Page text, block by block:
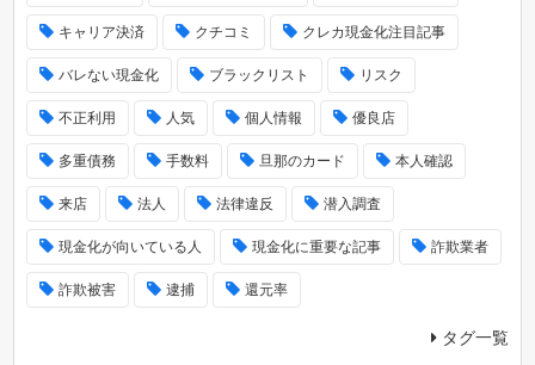
キャリア決済 クチコミ クレカ現金化注目記事
バレない現金化 ブラックリスト リスク
不正利用 人気 個人情報 優良店
多重債務 手数料 旦那のカード 本人確認
来店 法人 法律違反 潜入調査
現金化が向いている人 現金化に重要な記事 詐欺業者
詐欺被害 逮捕 還元率
タグ一覧